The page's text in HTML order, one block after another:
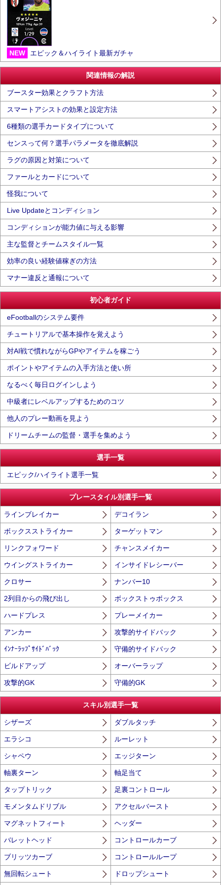
NEW エピック＆ハイライト最新ガチャ
関連情報の解説
ブースター効果とクラフト方法
スマートアシストの効果と設定方法
6種類の選手カードタイプについて
センスって何？選手パラメータを徹底解説
ラグの原因と対策について
ファールとカードについて
怪我について
Live Updateとコンディション
コンディションが能力値に与える影響
主な監督とチームスタイル一覧
効率の良い経験値稼ぎの方法
マナー違反と通報について
初心者ガイド
eFootballのシステム要件
チュートリアルで基本操作を覚えよう
対AI戦で慣れながらGPやアイテムを稼ごう
ポイントやアイテムの入手方法と使い所
なるべく毎日ログインしよう
中級者にレベルアップするためのコツ
他人のプレー動画を見よう
ドリームチームの監督・選手を集めよう
選手一覧
エピック/ハイライト選手一覧
プレースタイル別選手一覧
ラインブレイカー デコイラン
ボックスストライカー ターゲットマン
リンクフォワード チャンスメイカー
ウイングストライカー インサイドレシーバー
クロサー ナンバー10
2列目からの飛び出し ボックストゥボックス
ハードプレス プレーメイカー
アンカー 攻撃的サイドバック
ｲﾝﾅｰﾗｯﾌﾟｻｲﾄﾞﾊﾞｯｸ 守備的サイドバック
ビルドアップ オーバーラップ
攻撃的GK 守備的GK
スキル別選手一覧
シザーズ ダブルタッチ
エラシコ ルーレット
シャペウ エッジターン
軸裏ターン 軸足当て
タップトリック 足裏コントロール
モメンタムドリブル アクセルバースト
マグネットフィート ヘッダー
バレットヘッド コントロールカーブ
ブリッツカーブ コントロールループ
無回転シュート ドロップシュート